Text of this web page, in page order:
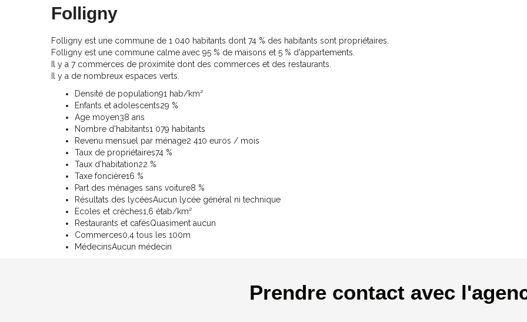
Folligny
Folligny est une commune de 1 040 habitants dont 74 % des habitants sont propriétaires.
Folligny est une commune calme avec 95 % de maisons et 5 % d'appartements.
Il y a 7 commerces de proximité dont des commerces et des restaurants.
Il y a de nombreux espaces verts.
Densité de population91 hab/km²
Enfants et adolescents29 %
Age moyen38 ans
Nombre d'habitants1 079 habitants
Revenu mensuel par ménage2 410 euros / mois
Taux de propriétaires74 %
Taux d'habitation22 %
Taxe foncière16 %
Part des ménages sans voiture8 %
Résultats des lycéesAucun lycée général ni technique
Ecoles et crèches1,6 étab/km²
Restaurants et cafésQuasiment aucun
Commerces0,4 tous les 100m
MédecinsAucun médecin
Prendre contact avec